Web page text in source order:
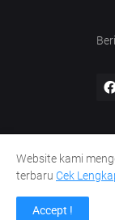
Home
Website kami
terbaru Cek
Accept !